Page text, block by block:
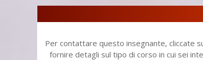
Per contattare questo insegnante, cliccate
fornire detagli sul tipo di corso in cui sei